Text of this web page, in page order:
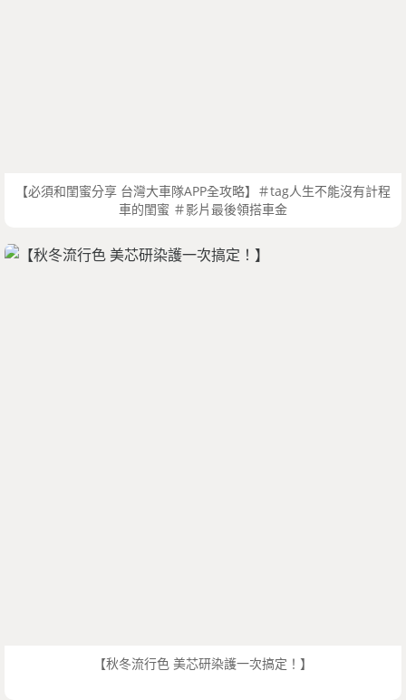
【必須和閨蜜分享 台灣大車隊APP全攻略】＃tag人生不能沒有計程
車的閨蜜 ＃影片最後領搭車金
【秋冬流行色 美芯研染護一次搞定！】